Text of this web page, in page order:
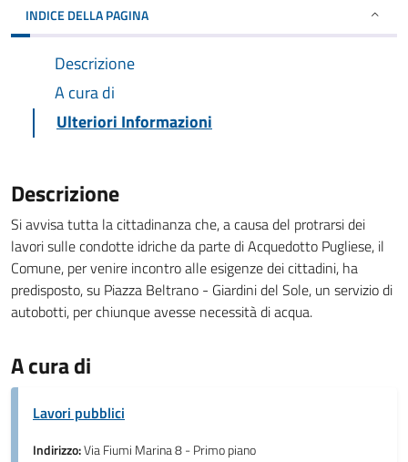
INDICE DELLA PAGINA
Descrizione
A cura di
Ulteriori Informazioni
Descrizione
Si avvisa tutta la cittadinanza che, a causa del protrarsi dei
lavori sulle condotte idriche da parte di Acquedotto Pugliese, il
Comune, per venire incontro alle esigenze dei cittadini, ha
predisposto, su Piazza Beltrano - Giardini del Sole, un servizio di
autobotti, per chiunque avesse necessità di acqua.
A cura di
Lavori pubblici
Indirizzo:Via Fiumi Marina 8 - Primo piano